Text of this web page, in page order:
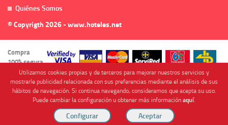
Quiénes Somos
© Copyrigth 2026 - www.hoteles.net
Compra
100% segura
Cofinanciado por
Utilizamos cookies propias y de terceros para mejorar nuestros servicios y
mostrarle publicidad relacionada con sus preferencias mediante el análisis de sus
hábitos de navegación. Si continua navegando, consideramos que acepta su uso.
Puede cambiar la configuración u obtener más informaciónaquí.